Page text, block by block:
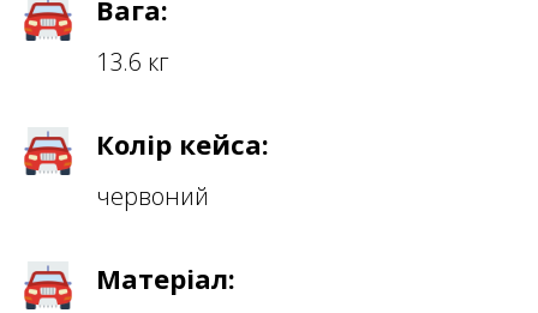
Вага:
13.6 кг
Колір кейса:
червоний
Матеріал: